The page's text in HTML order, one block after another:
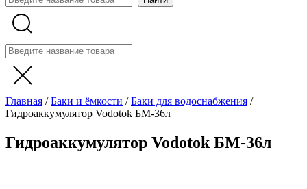
Главная /Баки и ёмкости /Баки для водоснабжения /
Гидроаккумулятор Vodotok БМ-36л
Гидроаккумулятор Vodotok БМ-36л